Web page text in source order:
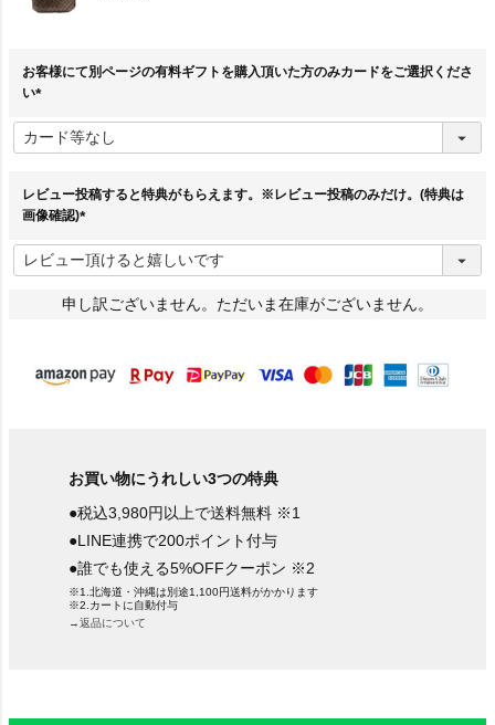
お客様にて別ページの有料ギフトを購入頂いた方のみカードをご選択くださ
い
必
須
レビュー投稿すると特典がもらえます。※レビュー投稿のみだけ。(特典は
画像確認)
必
須
)
申し訳ございません。ただいま在庫がございません。
お買い物にうれしい3つの特典
●税込3,980円以上で送料無料 ※1
●LINE連携で200ポイント付与
●誰でも使える5%OFFクーポン ※2
※1.北海道・沖縄は別途1,100円送料がかかります
※2.カートに自動付与
→返品について